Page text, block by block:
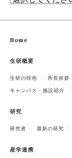
Home
生研概要
生研の特色 所長挨拶
キャンパス・施設紹介
研究
研究者 最新の研究
産学連携